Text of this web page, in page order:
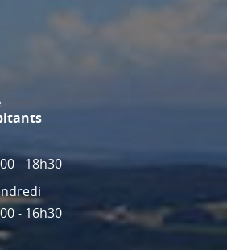
- 18h30
- 16h30